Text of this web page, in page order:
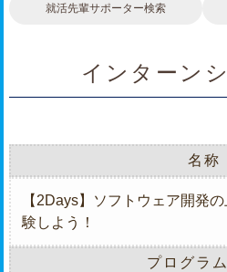
就活先輩サポーター検索
インターン
名称
【2Days】ソフトウェア開発
験しよう！
プログラ